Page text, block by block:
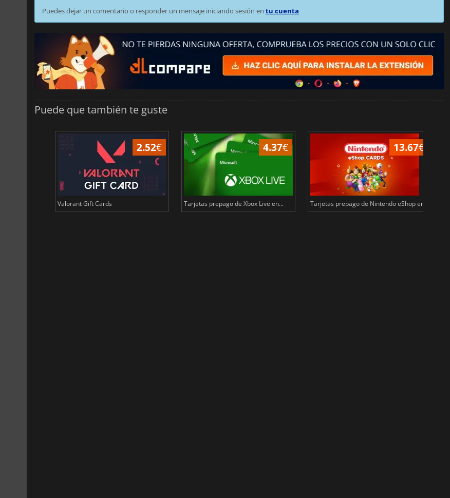
Puedes dejar un comentario o responder un mensaje iniciando sesión en tu cuenta
Puede que también te guste
2.52€
Valorant Gift Cards
4.37€
Tarjetas prepago de Xbox Live en...
13.67€
Tarjetas prepago de Nintendo eShop en...